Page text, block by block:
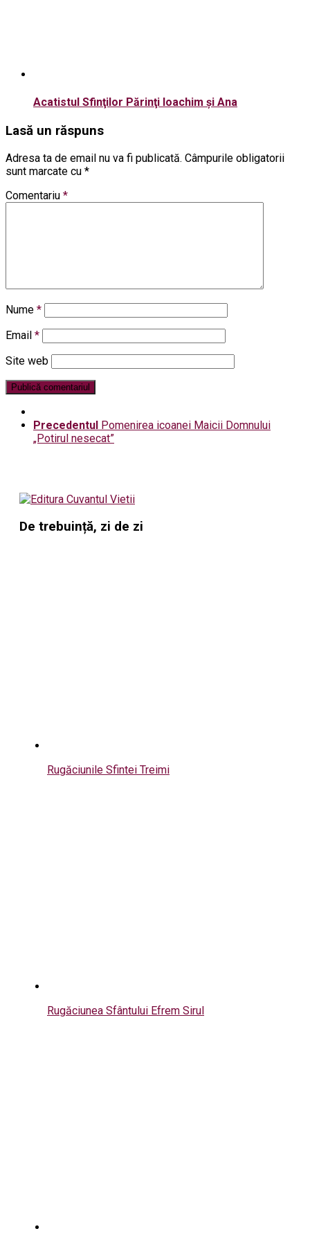
Acatistul Sfinţilor Părinţi Ioachim şi Ana
Lasă un răspuns
Adresa ta de email nu va fi publicată. Câmpurile obligatorii
sunt marcate cu *
Comentariu *
Nume *
Email *
Site web
Precedentul Pomenirea icoanei Maicii Domnului
„Potirul nesecat”
De trebuință, zi de zi
Rugăciunile Sfintei Treimi
Rugăciunea Sfântului Efrem Sirul